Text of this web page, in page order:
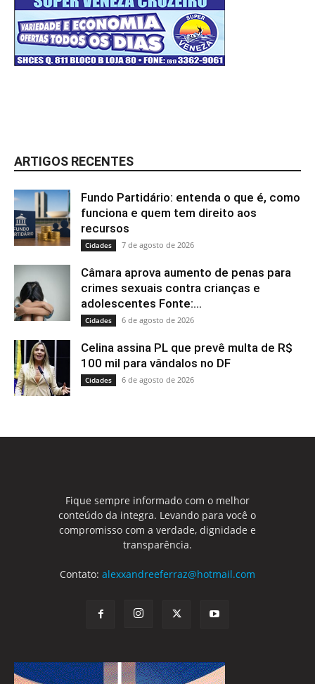
ARTIGOS RECENTES
Fundo Partidário: entenda o que é, como
funciona e quem tem direito aos
recursos
Cidades 7 de agosto de 2026
Câmara aprova aumento de penas para
crimes sexuais contra crianças e
adolescentes Fonte:...
Cidades 6 de agosto de 2026
Celina assina PL que prevê multa de R$
100 mil para vândalos no DF
Cidades 6 de agosto de 2026
Fique sempre informado com o melhor
conteúdo da integra. Levando para você o
compromisso com a verdade, dignidade e
transparência.
Contato: alexxandreeferraz@hotmail.com